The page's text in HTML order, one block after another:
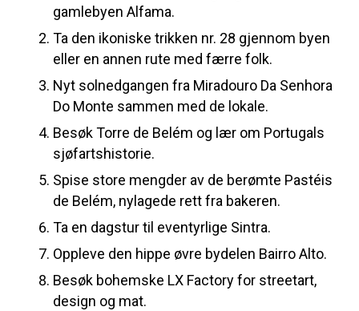
gamlebyen Alfama.
Ta den ikoniske trikken nr. 28 gjennom byen
eller en annen rute med færre folk.
Nyt solnedgangen fra Miradouro Da Senhora
Do Monte sammen med de lokale.
Besøk Torre de Belém og lær om Portugals
sjøfartshistorie.
Spise store mengder av de berømte Pastéis
de Belém, nylagede rett fra bakeren.
Ta en dagstur til eventyrlige Sintra.
Oppleve den hippe øvre bydelen Bairro Alto.
Besøk bohemske LX Factory for streetart,
design og mat.